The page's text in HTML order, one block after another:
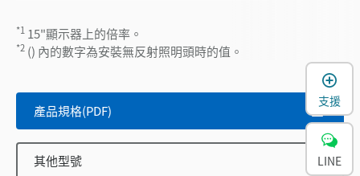
*1 15"顯示器上的倍率。
*2 () 內的數字為安裝無反射照明頭時的值。
產品規格(PDF)
其他型號
支援
LINE